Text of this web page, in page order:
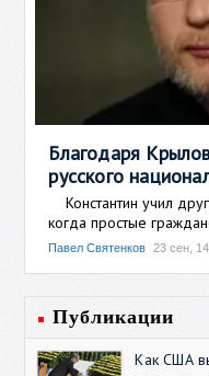
Благодаря
русского
Константин учил
когда простые
Павел Святенков 23 сен,
Публикации
Как США